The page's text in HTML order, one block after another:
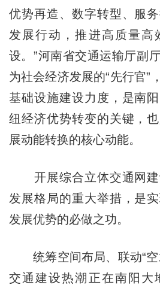
优势再造、数字转型、服
发展行动，推进高质量高
设。”河南省交通运输厅副
为社会经济发展的“先行官”
基础设施建设力度，是南
纽经济优势转变的关键，
展动能转换的核心动能。
开展综合立体交通网建
发展格局的重大举措，是
发展优势的必做之功。
统筹空间布局、联动“空
交通建设热潮正在南阳大